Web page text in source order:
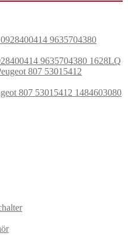
9635704380 1628LQ
807 53015412 1484603080